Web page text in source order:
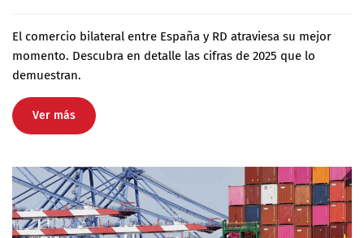
El comercio bilateral entre España y RD atraviesa su mejor
momento. Descubra en detalle las cifras de 2025 que lo
demuestran.
Ver más